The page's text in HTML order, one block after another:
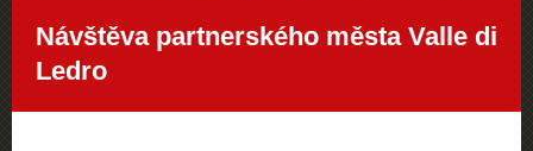
Návštěva partnerského města Valle di
Ledro